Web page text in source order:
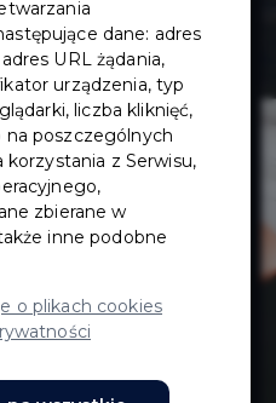
ul.
w
na
od ul.
do
dane: adres
URL żądania,
urządzenia, typ
liczba kliknięć,
na poszczególnych
z Serwisu,
zbierane w
inne podobne
o plikach cookies